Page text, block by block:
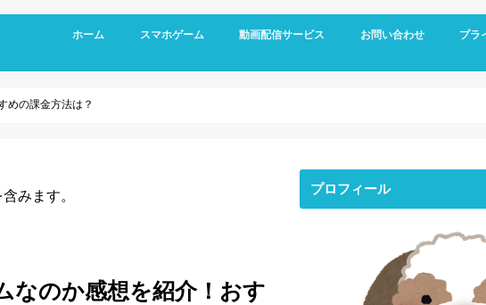
ホーム スマホゲーム
RPG
アクション
シミュレーション
パズル
スポーツ
リズムゲーム
動画配信サービス お問い合わせ プラ
めの課金方法は？
みます。
なのか感想を紹介！おす
プロフィール